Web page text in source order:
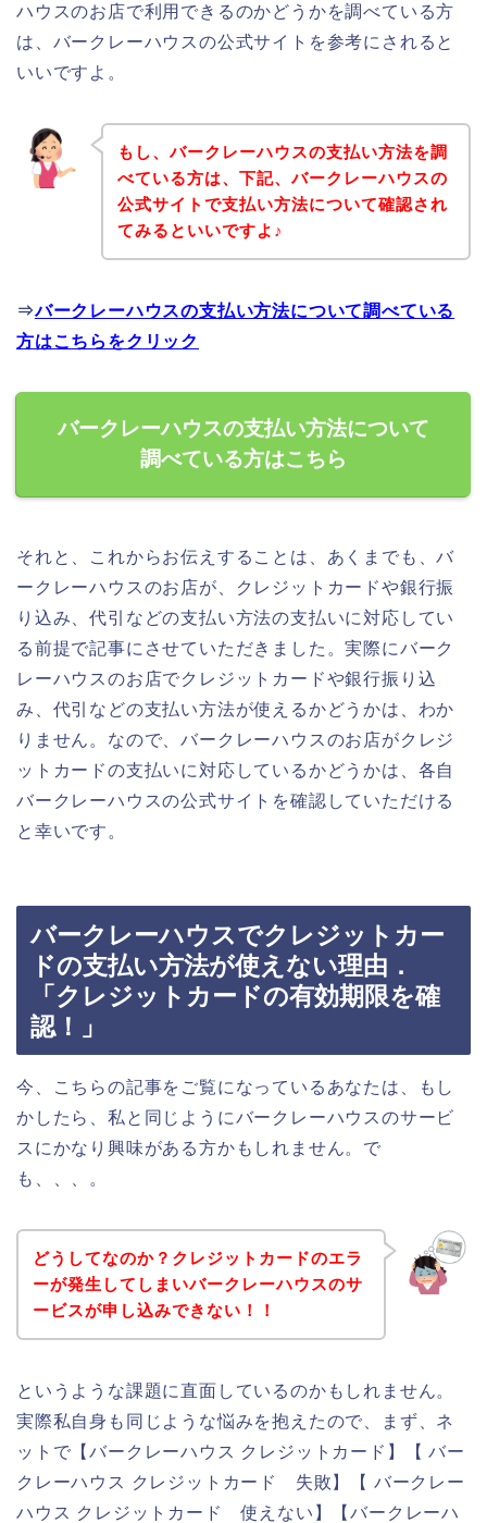
ハウスのお店で利用できるのかどうかを調べている方
は、バークレーハウスの公式サイトを参考にされると
いいですよ。
もし、バークレーハウスの支払い方法を調
べている方は、下記、バークレーハウスの
公式サイトで支払い方法について確認され
てみるといいですよ♪
⇒バークレーハウスの支払い方法について調べている
方はこちらをクリック
バークレーハウスの支払い方法について
調べている方はこちら
それと、これからお伝えすることは、あくまでも、バ
ークレーハウスのお店が、クレジットカードや銀行振
り込み、代引などの支払い方法の支払いに対応してい
る前提で記事にさせていただきました。実際にバーク
レーハウスのお店でクレジットカードや銀行振り込
み、代引などの支払い方法が使えるかどうかは、わか
りません。なので、バークレーハウスのお店がクレジ
ットカードの支払いに対応しているかどうかは、各自
バークレーハウスの公式サイトを確認していただける
と幸いです。
バークレーハウスでクレジットカー
ドの支払い方法が使えない理由．
「クレジットカードの有効期限を確
認！」
今、こちらの記事をご覧になっているあなたは、もし
かしたら、私と同じようにバークレーハウスのサービ
スにかなり興味がある方かもしれません。で
も、、、。
どうしてなのか？クレジットカードのエラ
ーが発生してしまいバークレーハウスのサ
ービスが申し込みできない！！
というような課題に直面しているのかもしれません。
実際私自身も同じような悩みを抱えたので、まず、ネ
ットで【バークレーハウス クレジットカード】【 バー
クレーハウス クレジットカード 失敗】【 バークレー
ハウス クレジットカード 使えない】【バークレーハ